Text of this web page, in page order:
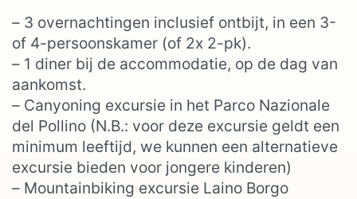
– 3 overnachtingen inclusief ontbijt, in een 3-
of 4-persoonskamer (of 2x 2-pk).
– 1 diner bij de accommodatie, op de dag van
aankomst.
– Canyoning excursie in het Parco Nazionale
del Pollino (N.B.: voor deze excursie geldt een
minimum leeftijd, we kunnen een alternatieve
excursie bieden voor jongere kinderen)
– Mountainbiking excursie Laino Borgo